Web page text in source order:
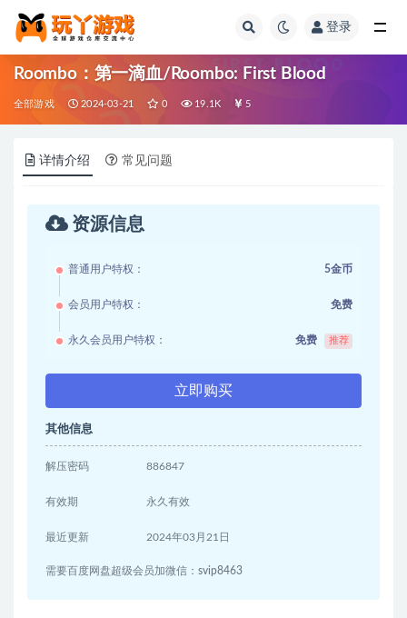
登录
Roombo：第一滴血/Roombo: First Blood
全部游戏 2024-03-21 0 19.1K 5
详情介绍 常见问题
资源信息
普通用户特权： 5金币
会员用户特权： 免费
永久会员用户特权： 免费 推荐
立即购买
其他信息
解压密码 886847
有效期 永久有效
最近更新 2024年03月21日
需要百度网盘超级会员加微信：svip8463